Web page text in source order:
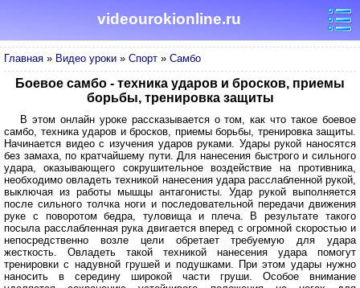
videourokionline.ru
Главная » Видео уроки » Спорт » Самбо
Боевое самбо - техника ударов и бросков, приемы
борьбы, тренировка защиты
В этом онлайн уроке рассказывается о том, как что такое боевое
самбо, техника ударов и бросков, приемы борьбы, тренировка защиты.
Начинается видео с изучения ударов руками. Удары рукой наносятся
без замаха, по кратчайшему пути. Для нанесения быстрого и сильного
удара, оказывающего сокрушительное воздействие на противника,
необходимо овладеть техникой нанесения удара расслабленной рукой,
выключая из работы мышцы антагонисты. Удар рукой выполняется
после сильного толчка ноги и последовательной передачи движения
руке с поворотом бедра, туловища и плеча. В результате такого
посыла расслабленная рука двигается вперед с огромной скоростью и
непосредственно возле цели обретает требуемую для удара
жесткость. Овладеть такой техникой нанесения удара помогут
тренировки с надувной грушей и подушками. При этом удары нужно
наносить в середину широкой части груши. Особое внимание